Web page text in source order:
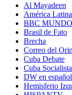
Al Mayadeen
América
BBC MUNDO
Brasil de Fato
Brecha
Correo del
Cuba Debate
Cuba Socialista
DW en español
Hemisferio